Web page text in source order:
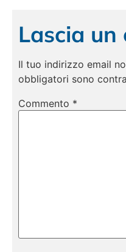
Lascia un
Il tuo indirizzo email
obbligatori sono
Commento *